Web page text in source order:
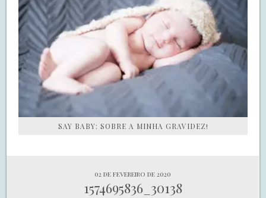
SAY BABY: SOBRE A MINHA GRAVIDEZ!
02 de fevereiro de 2020
1574695836_30138